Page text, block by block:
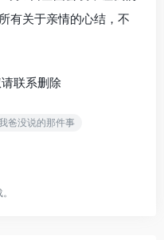
有关于亲情的心结，不
联系删除
爸没说的那件事